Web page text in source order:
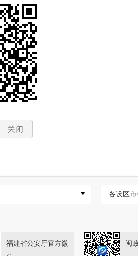
关闭
各设区
福建省公安厅官方微
闽